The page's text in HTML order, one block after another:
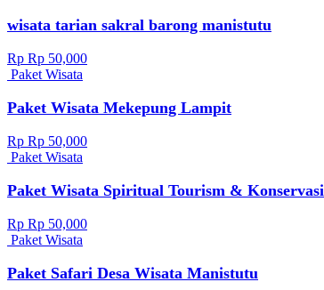
wisata tarian sakral barong manistutu
Rp Rp 50,000
Paket Wisata
Paket Wisata Mekepung Lampit
Rp Rp 50,000
Paket Wisata
Paket Wisata Spiritual Tourism & Konservasi
Rp Rp 50,000
Paket Wisata
Paket Safari Desa Wisata Manistutu